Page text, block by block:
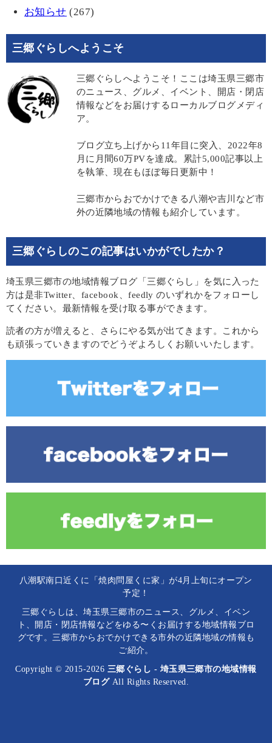
お知らせ (267)
三郷ぐらしへようこそ
三郷ぐらしへようこそ！ここは埼玉県三郷市
のニュース、グルメ、イベント、開店・閉店
情報などをお届けするローカルブログメディ
ア。
ブログ立ち上げから11年目に突入、2022年8
月に月間60万PVを達成。累計5,000記事以上
を執筆、現在もほぼ毎日更新中！
三郷市からおでかけできる八潮や吉川など市
外の近隣地域の情報も紹介しています。
三郷ぐらしのこの記事はいかがでしたか？
埼玉県三郷市の地域情報ブログ「三郷ぐらし」を気に入った
方は是非Twitter、facebook、feedly のいずれかをフォローし
てください。最新情報を受け取る事ができます。
読者の方が増えると、さらにやる気が出てきます。これから
も頑張っていきますのでどうぞよろしくお願いいたします。
八潮駅南口近くに「焼肉問屋くに家」が4月上旬にオープン
予定！
三郷ぐらしは、埼玉県三郷市のニュース、グルメ、イベン
ト、開店・閉店情報などをゆる〜くお届けする地域情報ブロ
グです。三郷市からおでかけできる市外の近隣地域の情報も
ご紹介。
Copyright © 2015-2026 三郷ぐらし - 埼玉県三郷市の地域情報
ブログAll Rights Reserved.